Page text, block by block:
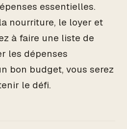
essentielles.
nourriture, le loyer et
à faire une liste de
les dépenses
bon budget, vous serez
le défi.